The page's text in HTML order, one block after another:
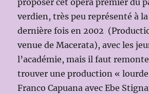
proposer cet opéra premier du
verdien, très peu représenté à
dernière fois en 2002
venue de Macerata), avec les
l’académie, mais il faut
trouver une production «
Franco Capuana avec Ebe